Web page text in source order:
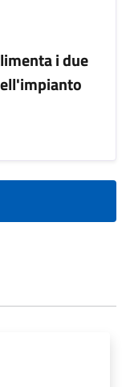
i due